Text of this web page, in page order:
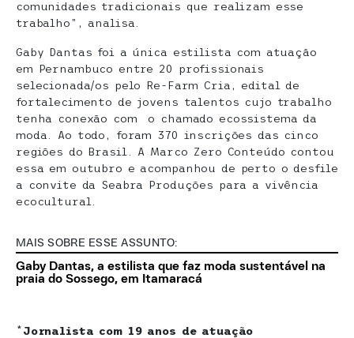
comunidades tradicionais que realizam esse
trabalho”, analisa.
Gaby Dantas foi a única estilista com atuação
em Pernambuco entre 20 profissionais
selecionada/os pelo Re-Farm Cria, edital de
fortalecimento de jovens talentos cujo trabalho
tenha conexão com o chamado ecossistema da
moda. Ao todo, foram 370 inscrições das cinco
regiões do Brasil. A Marco Zero Conteúdo contou
essa em outubro e acompanhou de perto o desfile
a convite da Seabra Produções para a vivência
ecocultural.
MAIS SOBRE ESSE ASSUNTO:
Gaby Dantas, a estilista que faz moda sustentável na
praia do Sossego, em Itamaracá
*Jornalista com 19 anos de atuação